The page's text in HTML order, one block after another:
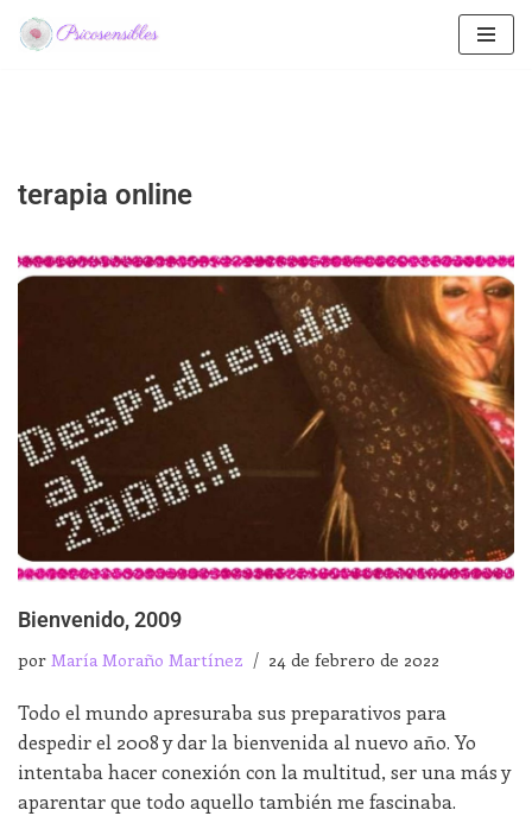
terapia online
Bienvenido, 2009
por María Moraño Martínez 24 de febrero de 2022
Todo el mundo apresuraba sus preparativos para
despedir el 2008 y dar la bienvenida al nuevo año. Yo
intentaba hacer conexión con la multitud, ser una más y
aparentar que todo aquello también me fascinaba.